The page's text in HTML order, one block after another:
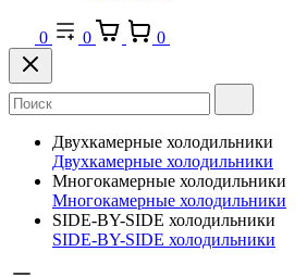
0 0 0
Двухкамерные холодильники
Двухкамерные холодильники
Многокамерные холодильники
Многокамерные холодильники
SIDE-BY-SIDE холодильники
SIDE-BY-SIDE холодильники